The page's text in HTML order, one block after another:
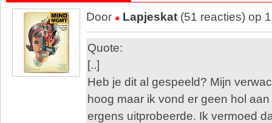
Door Lapjeskat (51 reacties) op
Quote:
[..]
Heb je dit al gespeeld? Mijn
hoog maar ik vond er geen hol
ergens uitprobeerde. Ik vermoed